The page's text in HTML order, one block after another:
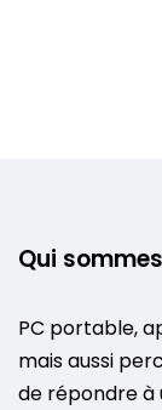
Qui
PC portable,
mais aussi
de répondre à